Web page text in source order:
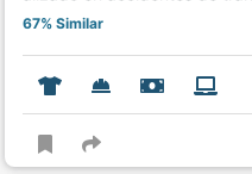
67% Similar